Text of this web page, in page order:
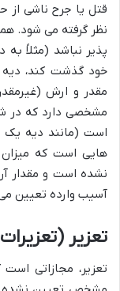
قتل یا جرح ناشی از
نظر گرفته می شود.
پذیر نباشد (مثلاً
خود گذشت کند،
مقدر و ارش
مشخصی دارد که در
است (مانند دیه یک
هایی است که
نشده است و مقدار
آسیب وارده تعیین
تعزیر
تعزیر، مجازاتی